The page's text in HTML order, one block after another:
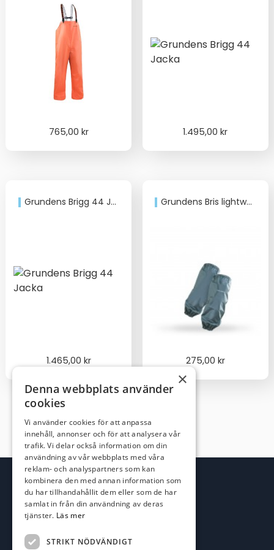
765,00 kr 1.495,00kr
Grundens Brigg 44 Jacka
1.465,00 kr
Grundens Bris lightweight Ärmar 22
275,00 kr
×
Denna webbplats använder
cookies
Vi använder cookies för att anpassa
innehåll, annonser och för att analysera vår
trafik. Vi delar också information om din
användning av vår webbplats med våra
reklam- och analyspartners som kan
kombinera den med annan information som
du har tillhandahållit dem eller som de har
samlat in från din användning av deras
tjänster. Läs mer
STRIKT NÖDVÄNDIGT